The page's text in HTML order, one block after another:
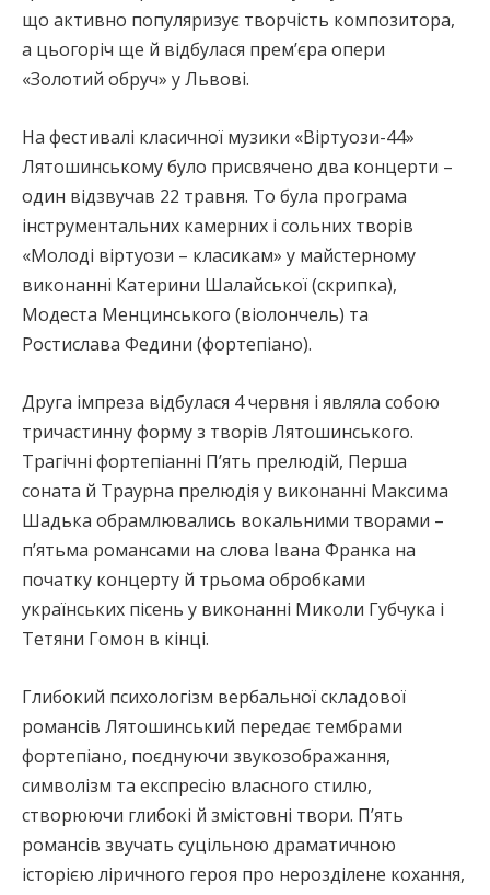
що активно популяризує творчість композитора,
а цьогоріч ще й відбулася прем’єра опери
«Золотий обруч» у Львові.
На фестивалі класичної музики «Віртуози-44»
Лятошинському було присвячено два концерти –
один відзвучав 22 травня. То була програма
інструментальних камерних і сольних творів
«Молоді віртуози – класикам» у майстерному
виконанні Катерини Шалайської (скрипка),
Модеста Менцинського (віолончель) та
Ростислава Федини (фортепіано).
Друга імпреза відбулася 4 червня і являла собою
тричастинну форму з творів Лятошинського.
Трагічні фортепіанні П’ять прелюдій, Перша
соната й Траурна прелюдія у виконанні Максима
Шадька обрамлювались вокальними творами –
п’ятьма романсами на слова Івана Франка на
початку концерту й трьома обробками
українських пісень у виконанні Миколи Губчука і
Тетяни Гомон в кінці.
Глибокий психологізм вербальної складової
романсів Лятошинський передає тембрами
фортепіано, поєднуючи звукозображання,
символізм та експресію власного стилю,
створюючи глибокі й змістовні твори. П’ять
романсів звучать суцільною драматичною
історією ліричного героя про нерозділене кохання,